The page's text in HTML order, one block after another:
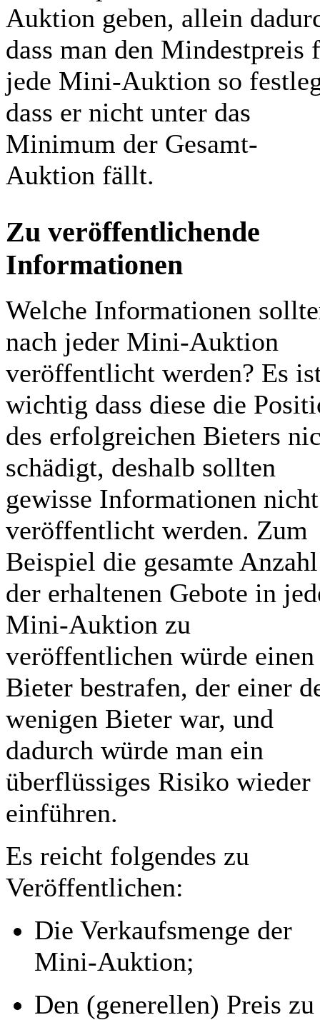
Auktion geben, allein
dass man den Mindestpreis
jede Mini-Auktion so
dass er nicht unter das
Minimum der Gesamt-
Auktion fällt.
Zu veröffentlichende
Informationen
Welche Informationen
nach jeder Mini-Auktion
veröffentlicht werden? Es
wichtig dass diese die
des erfolgreichen Bieters
schädigt, deshalb sollten
gewisse Informationen nicht
veröffentlicht werden. Zum
Beispiel die gesamte Anzahl
der erhaltenen Gebote in
Mini-Auktion zu
veröffentlichen würde einen
Bieter bestrafen, der einer
wenigen Bieter war, und
dadurch würde man ein
überflüssiges Risiko wieder
einführen.
Es reicht folgendes zu
Veröffentlichen:
Die Verkaufsmenge der
Mini-Auktion;
Den (generellen) Preis zu